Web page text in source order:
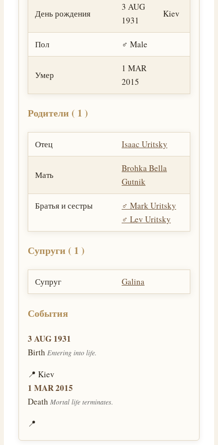
День рождения
3 AUG
1931
Kiev
Пол ♂️ Male
Умер
1 MAR
2015
Родители ( 1 )
Отец Isaac Uritsky
Мать
Brohka Bella
Gutnik
Братья и сестры ♂️ Mark Uritsky
♂️ Lev Uritsky
Супруги ( 1 )
Супруг Galina
События
3 AUG 1931
Birth Entering into life.
📍 Kiev
1 MAR 2015
Death Mortal life terminates.
📍